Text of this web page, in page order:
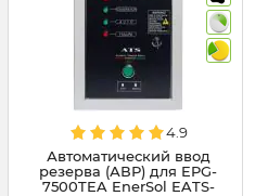
4.9
Автоматический ввод
резерва (АВР) для EPG-
7500TEA EnerSol EATS-